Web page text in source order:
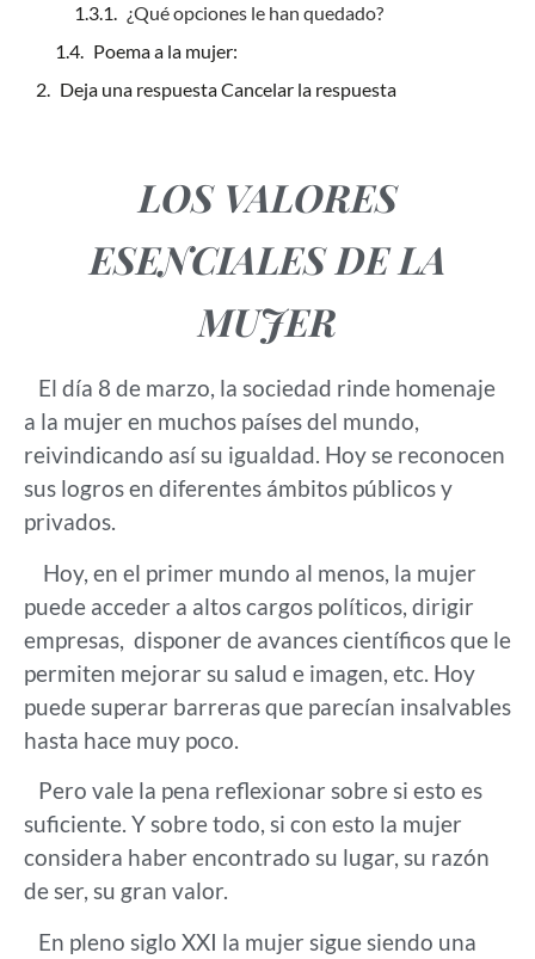
¿Qué opciones le han quedado?
Poema a la mujer:
Deja una respuesta Cancelar la respuesta
LOS VALORES
ESENCIALES DE LA
MUJER
El día 8 de marzo, la sociedad rinde homenaje
a la mujer en muchos países del mundo,
reivindicando así su igualdad. Hoy se reconocen
sus logros en diferentes ámbitos públicos y
privados.
Hoy, en el primer mundo al menos, la mujer
puede acceder a altos cargos políticos, dirigir
empresas, disponer de avances científicos que le
permiten mejorar su salud e imagen, etc. Hoy
puede superar barreras que parecían insalvables
hasta hace muy poco.
Pero vale la pena reflexionar sobre si esto es
suficiente. Y sobre todo, si con esto la mujer
considera haber encontrado su lugar, su razón
de ser, su gran valor.
En pleno siglo XXI la mujer sigue siendo una